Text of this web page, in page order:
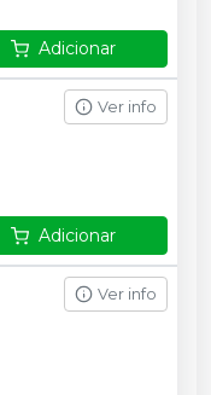
Adicionar
Ver info
Adicionar
Ver info